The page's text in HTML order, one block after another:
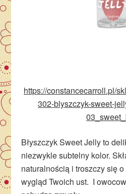
https://constancecarroll.pl/
302-blyszczyk-sweet-
Błyszczyk Sweet Jelly to
niezwykle subtelny kolor.
naturalnością i troszczy się
wygląd Twoich ust. I